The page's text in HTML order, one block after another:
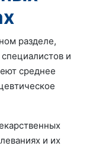
разделе,
и
среднее
и их